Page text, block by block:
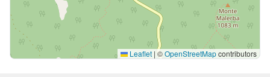
Leaflet | ©OpenStreetMapcontributors